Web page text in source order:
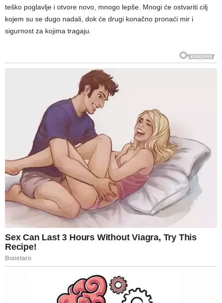
teško poglavlje i otvore novo, mnogo lepše. Mnogi će ostvariti cilj
kojem su se dugo nadali, dok će drugi konačno pronaći mir i
sigurnost za kojima tragaju.